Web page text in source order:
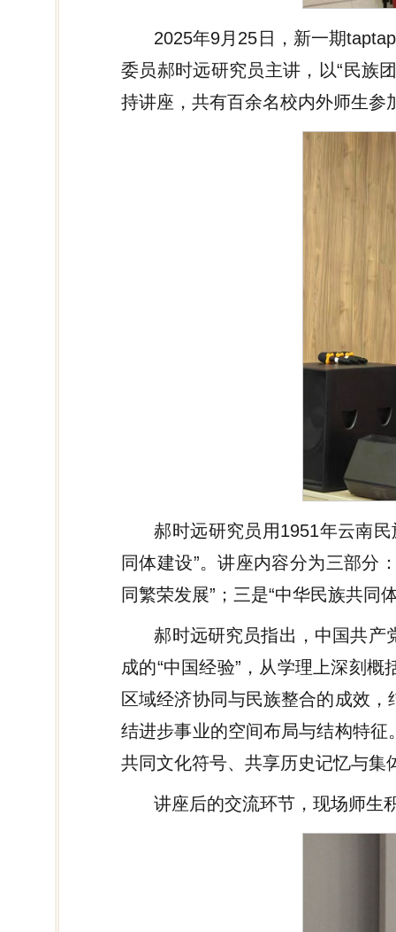
2025年9月25日，新一期
委员郝时远研究员主讲，以“民族
持讲座，共有百余名校内外师生参
郝时远研究员用1951年云南
同体建设”。讲座内容分为三部分
同繁荣发展”；三是“中华民族共同
郝时远研究员指出，中国共产
成的“中国经验”，从学理上深刻
区域经济协同与民族整合的成效
结进步事业的空间布局与结构特
共同文化符号、共享历史记忆与集
讲座后的交流环节，现场师生